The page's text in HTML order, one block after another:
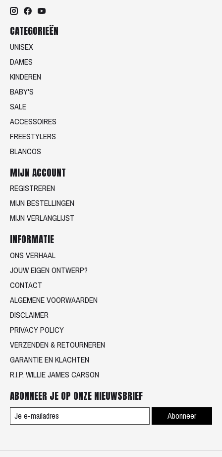
CATEGORIEËN
UNISEX
DAMES
KINDEREN
BABY'S
SALE
ACCESSOIRES
FREESTYLERS
BLANCOS
MIJN ACCOUNT
REGISTREREN
MIJN BESTELLINGEN
MIJN VERLANGLIJST
INFORMATIE
ONS VERHAAL
JOUW EIGEN ONTWERP?
CONTACT
ALGEMENE VOORWAARDEN
DISCLAIMER
PRIVACY POLICY
VERZENDEN & RETOURNEREN
GARANTIE EN KLACHTEN
R.I.P. WILLIE JAMES CARSON
ABONNEER JE OP ONZE NIEUWSBRIEF
Abonneer